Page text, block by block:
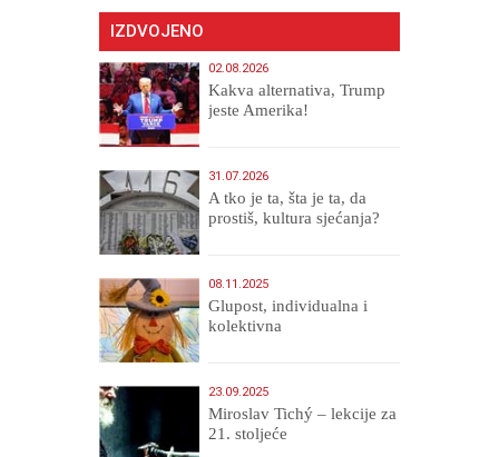
IZDVOJENO
02.08.2026
Kakva alternativa, Trump
jeste Amerika!
31.07.2026
A tko je ta, šta je ta, da
prostiš, kultura sjećanja?
08.11.2025
Glupost, individualna i
kolektivna
23.09.2025
Miroslav Tichý – lekcije za
21. stoljeće